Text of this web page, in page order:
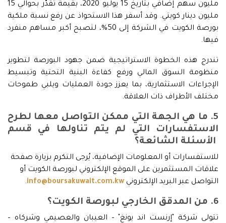
مليون سهم إضافي بتاريخ 15 يوليو 2020، بقيمة تُقدّر بحوالي 15
مليون دينار كويتي. وقد أسفر هذا الاستحواذ عن رفع نسبة ملكية
بورصة الكويت في الشركة إلى 50%، لتصبح أكبر مساهم منفرد
فيها.
تندرج هذه الخطوة الاستراتيجية ضمن جهود البورصة لتطوير
منظومة السوق المالي ورفع كفاءة البنية التحتية وتبسيط
الإجراءات الاستثمارية، بما يعزز جودة العمليات ويلبي طموحات
مختلف الأطراف ذات العلاقة.
5. ما هي الجهة التي ممكن التواصل معها لطرح
الاستفسارات التي لم يتم تناولها في قسم
الأسئلة الشائعة؟
للاستفسارات أو المعلومات الإضافية، يُرجى التكرم بزيارة صفحة
علاقات المستثمرين على الموقع الإلكتروني لبورصة الكويت أو
التواصل عبر البريد الإلكتروني info@boursakuwait.com.kw
.
6. من المدقق الخارجي لبورصة الكويت؟
تتولى شركة "إرنست اند يونغ" – العيبان والعصيمي وشركاه –